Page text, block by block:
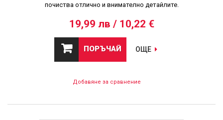
почиства отлично и внимателно детайлите.
19,99 лв / 10,22 €
ПОРЪЧАЙ ОЩЕ
Добавяне за сравнение